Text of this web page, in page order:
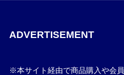
ADVERTISEMENT
※本サイト経由で商品購入や会